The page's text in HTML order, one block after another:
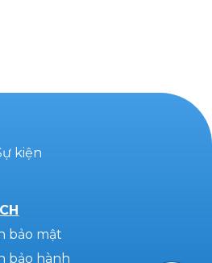
kiện
bảo mật
bảo hành